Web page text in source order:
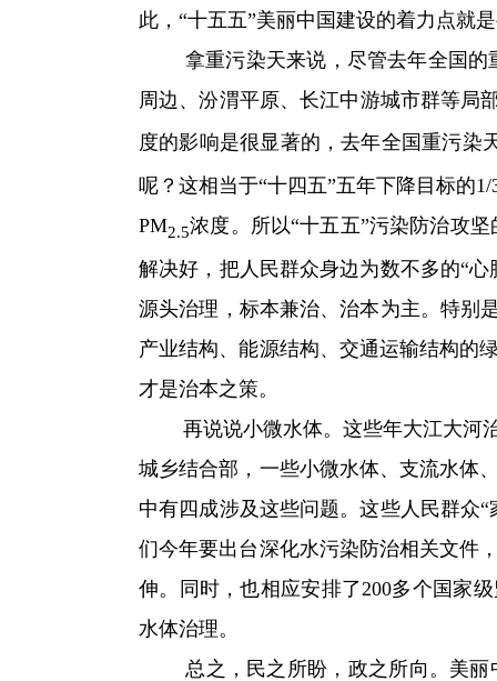
此，“十五五”美丽中国建设的着力点就
拿重污染天来说，尽管去年全国的重
周边、汾渭平原、长江中游城市群等局
度的影响是很显著的，去年全国重污染
呢？这相当于“十四五”五年下降目标的
PM2.5浓度。所以“十五五”污染防治攻
解决好，把人民群众身边为数不多的“
源头治理，标本兼治、治本为主。特别
产业结构、能源结构、交通运输结构的
才是治本之策。
再说说小微水体。这些年大江大河治
城乡结合部，一些小微水体、支流水体
中有四成涉及这些问题。这些人民群众
们今年要出台深化水污染防治相关文件
伸。同时，也相应安排了200多个国家
水体治理。
总之，民之所盼，政之所向。美丽中